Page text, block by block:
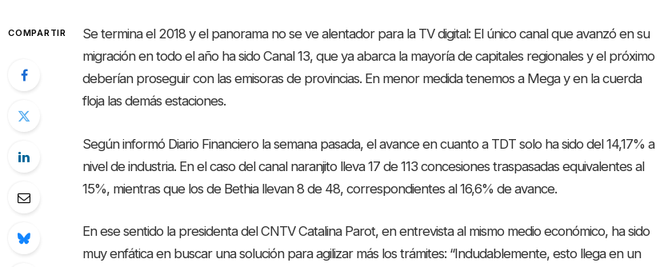
COMPARTIR
Se termina el 2018 y el panorama no se ve alentador para la TV digital: El único canal que avanzó en su
migración en todo el año ha sido Canal 13, que ya abarca la mayoría de capitales regionales y el próximo
deberían proseguir con las emisoras de provincias. En menor medida tenemos a Mega y en la cuerda
floja las demás estaciones.
Según informó Diario Financiero la semana pasada, el avance en cuanto a TDT solo ha sido del 14,17% a
nivel de industria. En el caso del canal naranjito lleva 17 de 113 concesiones traspasadas equivalentes al
15%, mientras que los de Bethia llevan 8 de 48, correspondientes al 16,6% de avance.
En ese sentido la presidenta del CNTV Catalina Parot, en entrevista al mismo medio económico, ha sido
muy enfática en buscar una solución para agilizar más los trámites: “Indudablemente, esto llega en un